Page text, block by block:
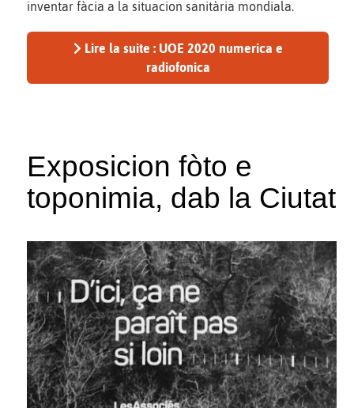
inventar fàcia a la situacion sanitària mondiala.
Lire la suite : UOE 2020 numerica e
radiofonica
Exposicion fòto e
toponimia, dab la Ciutat